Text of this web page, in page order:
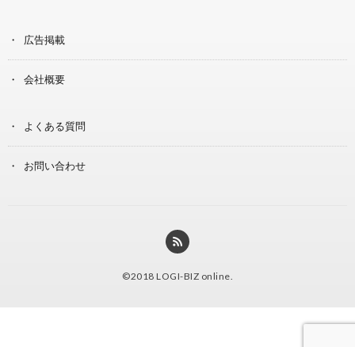
広告掲載
会社概要
よくある質問
お問い合わせ
©2018 LOGI-BIZ online